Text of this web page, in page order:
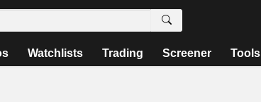
Watchlists Trading Screener Tools